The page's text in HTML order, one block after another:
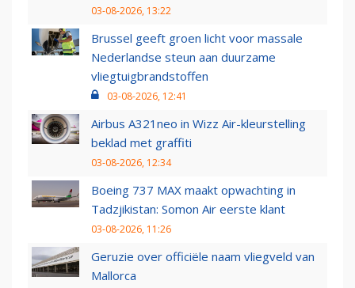
03-08-2026, 13:22
Brussel geeft groen licht voor massale
Nederlandse steun aan duurzame
vliegtuigbrandstoffen
03-08-2026, 12:41
Airbus A321neo in Wizz Air-kleurstelling
beklad met graffiti
03-08-2026, 12:34
Boeing 737 MAX maakt opwachting in
Tadzjikistan: Somon Air eerste klant
03-08-2026, 11:26
Geruzie over officiële naam vliegveld van
Mallorca